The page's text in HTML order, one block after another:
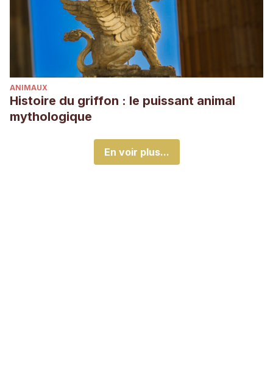
ANIMAUX
Histoire du griffon : le puissant animal
mythologique
En voir plus...